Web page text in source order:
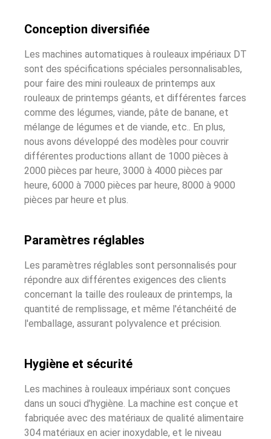
Conception diversifiée
Les machines automatiques à rouleaux impériaux DT
sont des spécifications spéciales personnalisables,
pour faire des mini rouleaux de printemps aux
rouleaux de printemps géants, et différentes farces
comme des légumes, viande, pâte de banane, et
mélange de légumes et de viande, etc.. En plus,
nous avons développé des modèles pour couvrir
différentes productions allant de 1000 pièces à
2000 pièces par heure, 3000 à 4000 pièces par
heure, 6000 à 7000 pièces par heure, 8000 à 9000
pièces par heure et plus.
Paramètres réglables
Les paramètres réglables sont personnalisés pour
répondre aux différentes exigences des clients
concernant la taille des rouleaux de printemps, la
quantité de remplissage, et même l'étanchéité de
l'emballage, assurant polyvalence et précision.
Hygiène et sécurité
Les machines à rouleaux impériaux sont conçues
dans un souci d’hygiène. La machine est conçue et
fabriquée avec des matériaux de qualité alimentaire
304 matériaux en acier inoxydable, et le niveau